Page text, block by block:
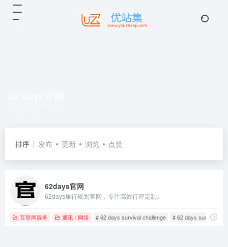
排序 发布 更新 浏览 点赞
62days官网
62days旅行规划官网，专注高效行程定制。
互联网服务 通讯 / 网络 # 62 days survival challenge # 62 days survival